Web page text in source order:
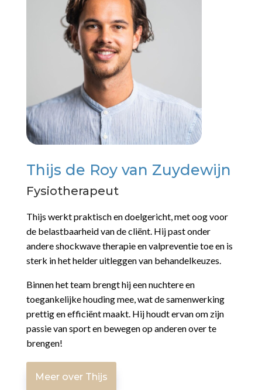
Thijs de Roy van Zuydewijn
Fysiotherapeut
Thijs werkt praktisch en doelgericht, met oog voor
de belastbaarheid van de cliënt. Hij past onder
andere shockwave therapie en valpreventie toe en is
sterk in het helder uitleggen van behandelkeuzes.
Binnen het team brengt hij een nuchtere en
toegankelijke houding mee, wat de samenwerking
prettig en efficiënt maakt. Hij houdt ervan om zijn
passie van sport en bewegen op anderen over te
brengen!
Meer over Thijs